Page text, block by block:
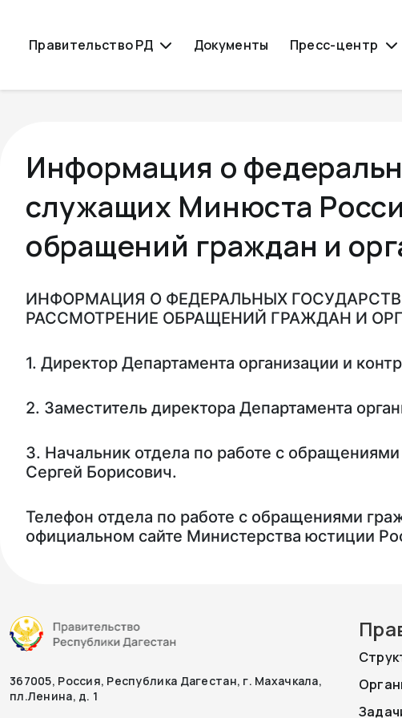
Правительство РД Документы Пресс-центр
Информация о
служащих Минюста
обращений граждан и
ИНФОРМАЦИЯ О ФЕДЕРАЛЬНЫХ
РАССМОТРЕНИЕ ОБРАЩЕНИЙ ГРАЖДАН И
1. Директор Департамента организации и
2. Заместитель директора Департамента
3. Начальник отдела по работе с
Сергей Борисович.
Телефон отдела по работе с обращениями
официальном сайте Министерства юстиции
367005, Россия, Республика Дагестан, г. Махачкала,
пл.Ленина, д. 1